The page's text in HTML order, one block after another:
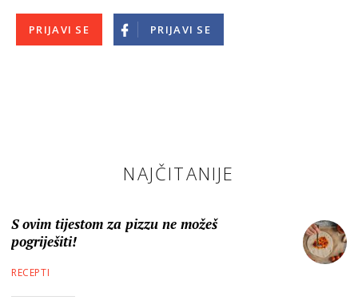
PRIJAVI SE PRIJAVI SE
NAJČITANIJE
S ovim tijestom za pizzu ne možeš
pogriješiti!
RECEPTI